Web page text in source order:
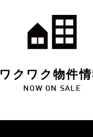
ワクワク物件
NOW ON SALE